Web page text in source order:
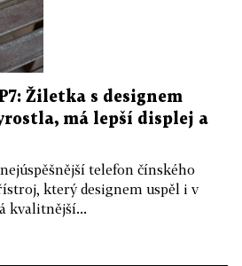
Žiletka s designem
má lepší displej a
telefon čínského
který designem uspěl i v
kvalitnější...